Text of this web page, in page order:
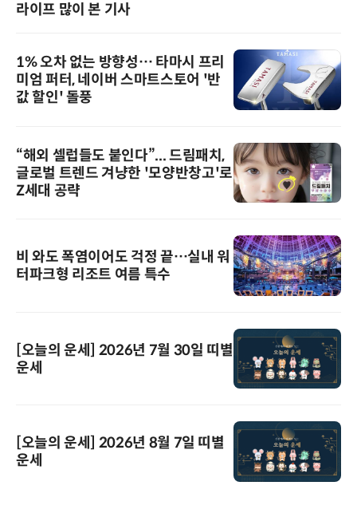
라이프 많이 본 기사
1% 오차 없는 방향성… 타마시 프리
미엄 퍼터, 네이버 스마트스토어 '반
값 할인' 돌풍
“해외 셀럽들도 붙인다”... 드림패치,
글로벌 트렌드 겨냥한 '모양반창고'로
Z세대 공략
비 와도 폭염이어도 걱정 끝…실내 워
터파크형 리조트 여름 특수
[오늘의 운세] 2026년 7월 30일 띠별
운세
[오늘의 운세] 2026년 8월 7일 띠별
운세